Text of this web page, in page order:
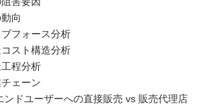
向
ブフォース分析
コスト構造分析
工程分析
ェーン
ンドユーザーへの直接販売 vs 販売代理店